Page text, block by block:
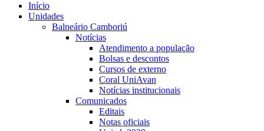
Início
Unidades
Balneário Camboriú
Notícias
Atendimento a população
Bolsas e descontos
Cursos de externo
Coral UniAvan
Notícias institucionais
Comunicados
Editais
Notas oficiais